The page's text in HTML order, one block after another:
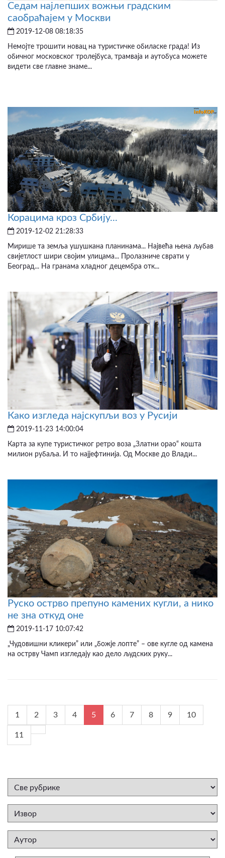
Седам најлепших вожњи градским
саобраћајем у Москви
2019-12-08 08:18:35
Немојте трошити новац на туристичке обиласке града! Из
обичног московског тролејбуса, трамваја и аутобуса можете
видети све главне знаме...
Корацима кроз Србију...
2019-12-02 21:28:33
Мирише та земља ушушкана планинама... Највећа њена љубав
свијетлост шири својим улицама... Пролазниче сврати у
Београд... На гранама хладног децембра отк...
Како изгледа најскупљи воз у Русији
2019-11-23 14:00:04
Карта за купе туристичког ретро воза „Златни орао“ кошта
милион рубаља. И то најјефтинија. Од Москве до Влади...
Руско острво препуно камених кугли, а нико
не зна откуд оне
2019-11-17 10:07:42
„Чудовишни кликери” или „божје лопте” – ове кугле од камена
на острву Чамп изгледају као дело људских руку...
1 2 3 4 5 6 7 8 9 10
11